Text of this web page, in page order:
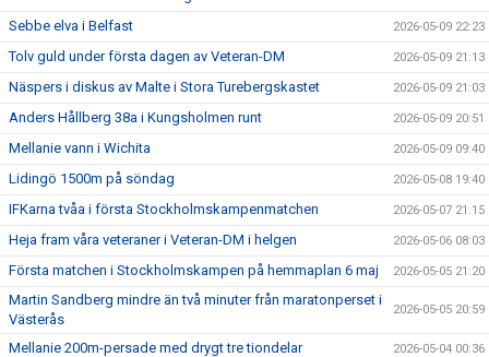
Sebbe elva i Belfast 2026-05-09 22:23
Tolv guld under första dagen av Veteran-DM 2026-05-09 21:13
Näspers i diskus av Malte i Stora Turebergskastet 2026-05-09 21:03
Anders Hållberg 38a i Kungsholmen runt 2026-05-09 20:51
Mellanie vann i Wichita 2026-05-09 09:40
Lidingö 1500m på söndag 2026-05-08 19:40
IFKarna tvåa i första Stockholmskampenmatchen 2026-05-07 21:15
Heja fram våra veteraner i Veteran-DM i helgen 2026-05-06 08:03
Första matchen i Stockholmskampen på hemmaplan 6 maj 2026-05-05 21:20
Martin Sandberg mindre än två minuter från maratonperset i
Västerås
2026-05-05 20:59
Mellanie 200m-persade med drygt tre tiondelar 2026-05-04 00:36